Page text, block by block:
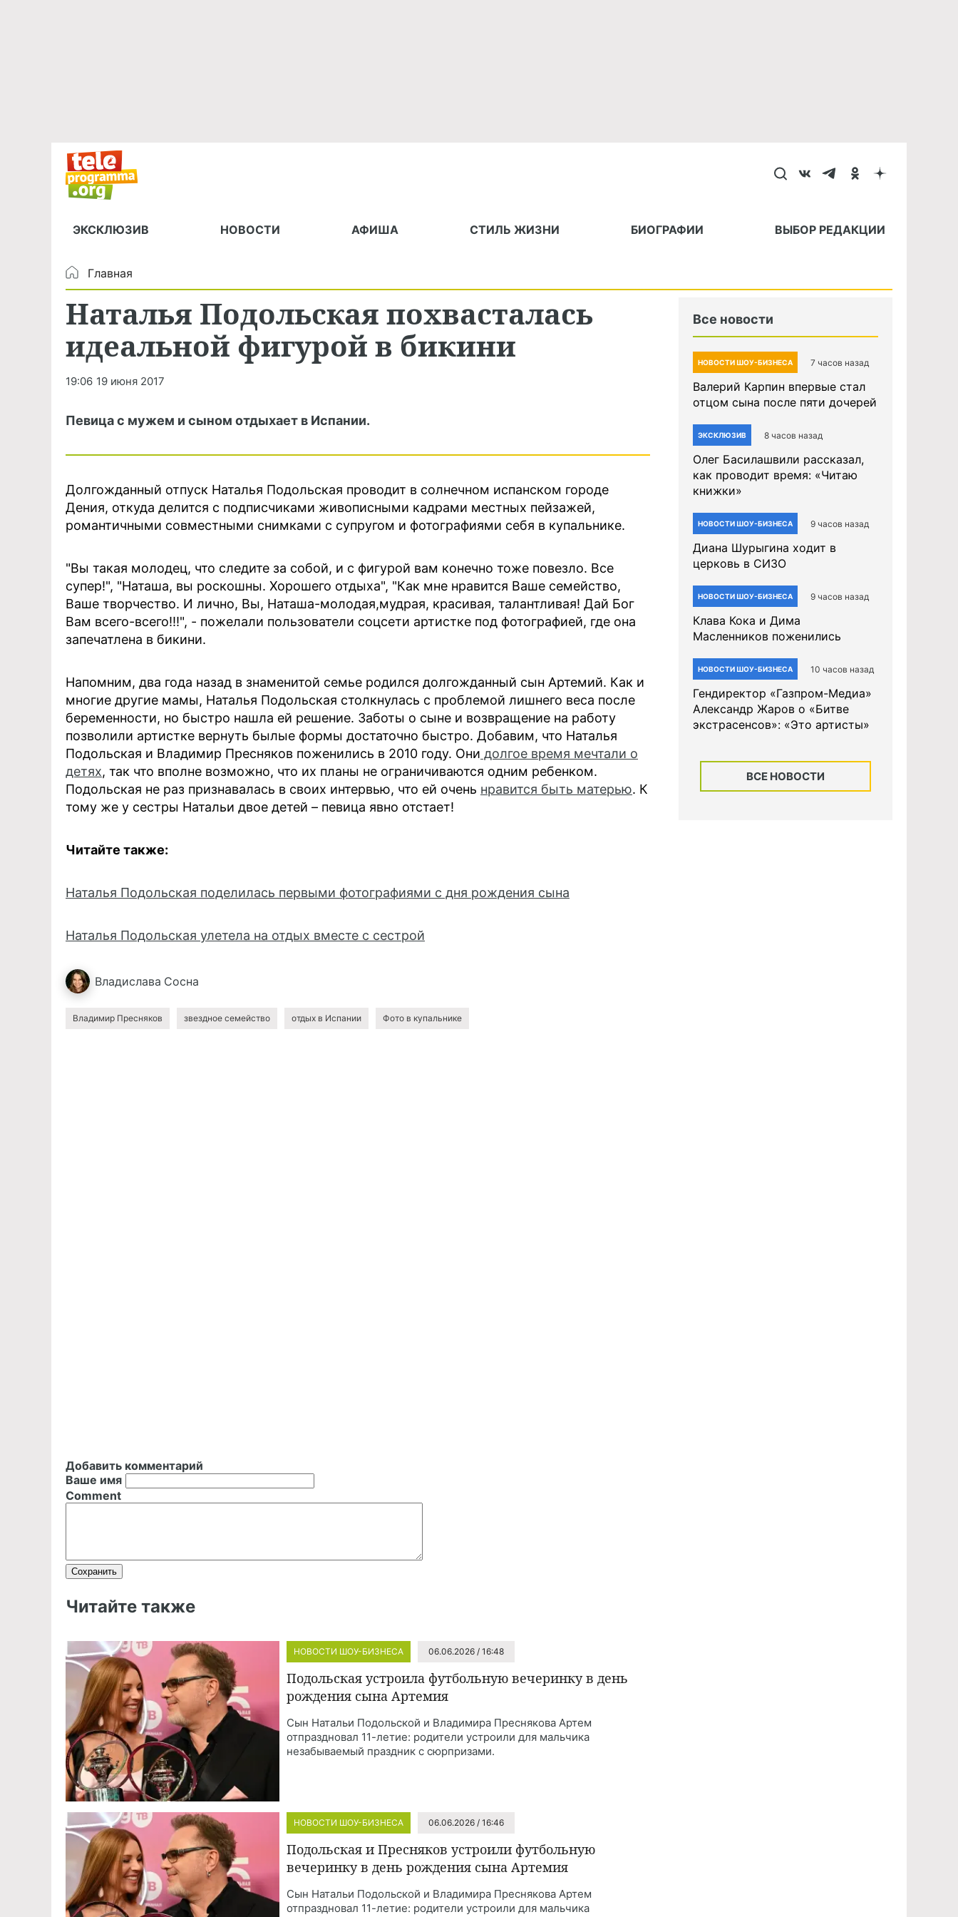
ЭКСКЛЮЗИВ НОВОСТИ АФИША СТИЛЬ ЖИЗНИ БИОГРАФИИ ВЫБОР РЕДАКЦИИ
Главная
Наталья Подольская похвасталась
идеальной фигурой в бикини
19:06 19 июня 2017
Певица с мужем и сыном отдыхает в Испании.
Долгожданный отпуск Наталья Подольская проводит в солнечном испанском городе
Дения, откуда делится с подписчиками живописными кадрами местных пейзажей,
романтичными совместными снимками с супругом и фотографиями себя в купальнике.
"Вы такая молодец, что следите за собой, и с фигурой вам конечно тоже повезло. Все
супер!", "Наташа, вы роскошны. Хорошего отдыха", "Как мне нравится Ваше семейство,
Ваше творчество. И лично, Вы, Наташа-молодая,мудрая, красивая, талантливая! Дай Бог
Вам всего-всего!!!", - пожелали пользователи соцсети артистке под фотографией, где она
запечатлена в бикини.
Напомним, два года назад в знаменитой семье родился долгожданный сын Артемий. Как и
многие другие мамы, Наталья Подольская столкнулась с проблемой лишнего веса после
беременности, но быстро нашла ей решение. Заботы о сыне и возвращение на работу
позволили артистке вернуть былые формы достаточно быстро. Добавим, что Наталья
Подольская и Владимир Пресняков поженились в 2010 году. Они долгое время мечтали о
детях, так что вполне возможно, что их планы не ограничиваются одним ребенком.
Подольская не раз признавалась в своих интервью, что ей очень нравится быть матерью. К
тому же у сестры Натальи двое детей – певица явно отстает!
Читайте также:
Наталья Подольская поделилась первыми фотографиями с дня рождения сына
Наталья Подольская улетела на отдых вместе с сестрой
Владислава Сосна
Владимир Пресняков звездное семейство отдых в Испании Фото в купальнике
Добавить комментарий
Ваше имя
Comment
Читайте также
НОВОСТИ ШОУ-БИЗНЕСА 06.06.2026 / 16:48
Подольская устроила футбольную вечеринку в день
рождения сына Артемия
Сын Натальи Подольской и Владимира Преснякова Артем
отпраздновал 11-летие: родители устроили для мальчика
незабываемый праздник с сюрпризами.
НОВОСТИ ШОУ-БИЗНЕСА 06.06.2026 / 16:46
Подольская и Пресняков устроили футбольную
вечеринку в день рождения сына Артемия
Сын Натальи Подольской и Владимира Преснякова Артем
отпраздновал 11-летие: родители устроили для мальчика
Все новости
НОВОСТИ ШОУ-БИЗНЕСА 7 часов назад
Валерий Карпин впервые стал
отцом сына после пяти дочерей
ЭКСКЛЮЗИВ 8 часов назад
Олег Басилашвили рассказал,
как проводит время: «Читаю
книжки»
НОВОСТИ ШОУ-БИЗНЕСА 9 часов назад
Диана Шурыгина ходит в
церковь в СИЗО
НОВОСТИ ШОУ-БИЗНЕСА 9 часов назад
Клава Кока и Дима
Масленников поженились
НОВОСТИ ШОУ-БИЗНЕСА 10 часов назад
Гендиректор «Газпром-Медиа»
Александр Жаров о «Битве
экстрасенсов»: «Это артисты»
ВСЕ НОВОСТИ